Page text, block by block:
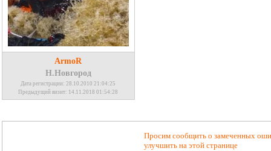
ArmoR
Н.Новгород
Дата регистрации: 28.10.2010 21:04:25
Предыдущий визит: 14.11.2018 01:54:28
Просим сообщить о замеченных
улучшить на этой странице